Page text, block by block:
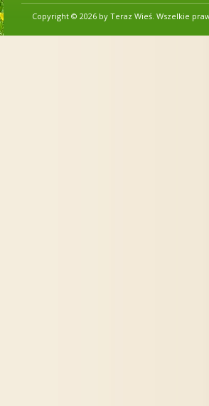
Copyright © 2026 by Teraz Wieś. Wszelkie